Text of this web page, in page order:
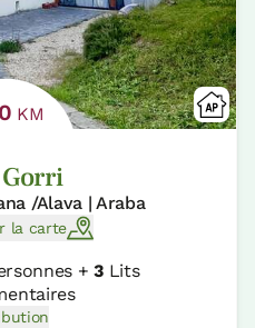
KM
/Alava | Araba
la carte
+3Lits